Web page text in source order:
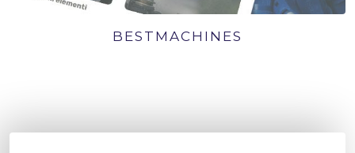
BESTMACHINES